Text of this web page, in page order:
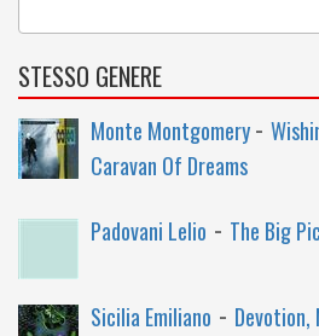
STESSO GENERE
Monte Montgomery-
Caravan Of Dreams
Padovani Lelio - The Big
Sicilia Emiliano -